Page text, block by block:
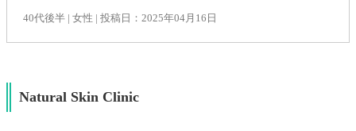
40代後半 | 女性 | 投稿日：2025年04月16日
Natural Skin Clinic